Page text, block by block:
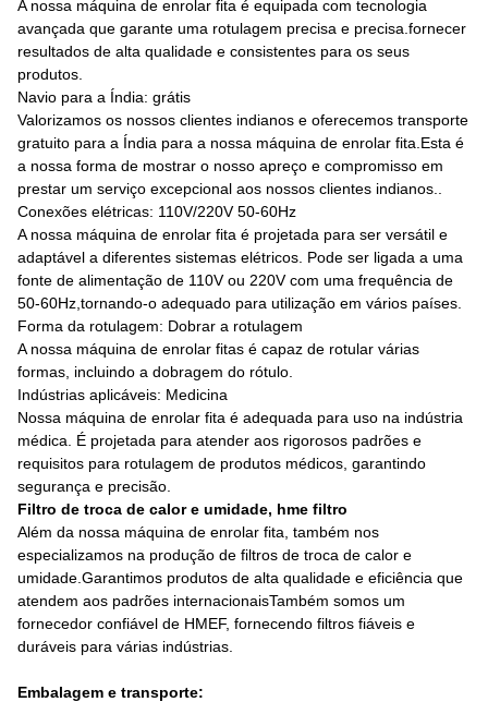
A nossa máquina de enrolar fita é equipada com tecnologia
avançada que garante uma rotulagem precisa e precisa.fornecer
resultados de alta qualidade e consistentes para os seus
produtos.
Navio para a Índia: grátis
Valorizamos os nossos clientes indianos e oferecemos transporte
gratuito para a Índia para a nossa máquina de enrolar fita.Esta é
a nossa forma de mostrar o nosso apreço e compromisso em
prestar um serviço excepcional aos nossos clientes indianos..
Conexões elétricas: 110V/220V 50-60Hz
A nossa máquina de enrolar fita é projetada para ser versátil e
adaptável a diferentes sistemas elétricos. Pode ser ligada a uma
fonte de alimentação de 110V ou 220V com uma frequência de
50-60Hz,tornando-o adequado para utilização em vários países.
Forma da rotulagem: Dobrar a rotulagem
A nossa máquina de enrolar fitas é capaz de rotular várias
formas, incluindo a dobragem do rótulo.
Indústrias aplicáveis: Medicina
Nossa máquina de enrolar fita é adequada para uso na indústria
médica. É projetada para atender aos rigorosos padrões e
requisitos para rotulagem de produtos médicos, garantindo
segurança e precisão.
Filtro de troca de calor e umidade, hme filtro
Além da nossa máquina de enrolar fita, também nos
especializamos na produção de filtros de troca de calor e
umidade.Garantimos produtos de alta qualidade e eficiência que
atendem aos padrões internacionaisTambém somos um
fornecedor confiável de HMEF, fornecendo filtros fiáveis e
duráveis para várias indústrias.
Embalagem e transporte: